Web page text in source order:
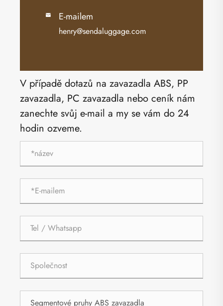
 E-mailem
henry@sendaluggage.com
V případě dotazů na zavazadla ABS, PP
zavazadla, PC zavazadla nebo ceník nám
zanechte svůj e-mail a my se vám do 24
hodin ozveme.